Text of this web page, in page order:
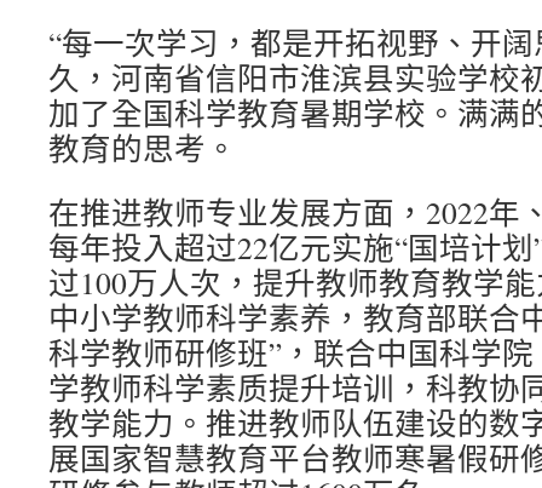
“每一次学习，都是开拓视野、开
久，河南省信阳市淮滨县实验学校
加了全国科学教育暑期学校。满满
教育的思考。
在推进教师专业发展方面，2022年
每年投入超过22亿元实施“国培计
过100万人次，提升教师教育教学
中小学教师科学素养，教育部联合
科学教师研修班”，联合中国科学
学教师科学素质提升培训，科教协
教学能力。推进教师队伍建设的数
展国家智慧教育平台教师寒暑假研